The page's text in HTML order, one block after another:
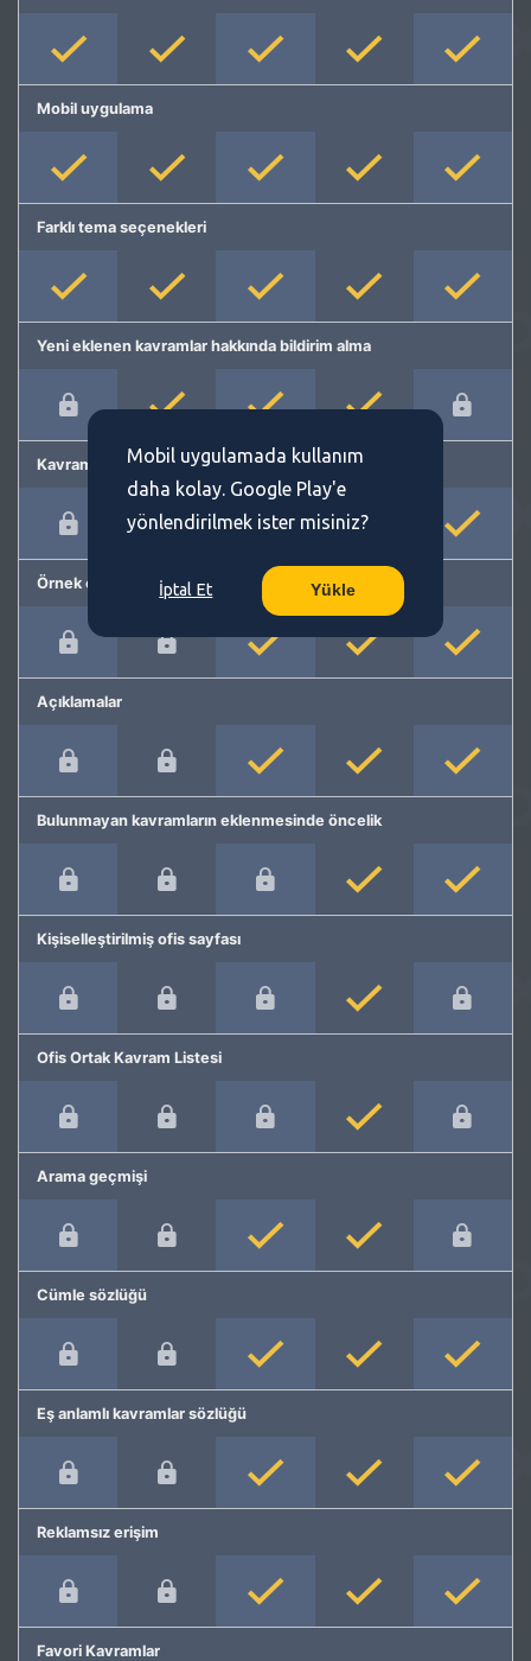
Mobil uygulama
Farklı tema seçenekleri
Yeni eklenen kavramlar hakkında bildirim alma
Kavram önerme
Örnek cümleler
Açıklamalar
Bulunmayan kavramların eklenmesinde öncelik
Kişiselleştirilmiş ofis sayfası
Ofis Ortak Kavram Listesi
Arama geçmişi
Cümle sözlüğü
Eş anlamlı kavramlar sözlüğü
Reklamsız erişim
Favori Kavramlar
Mobil uygulamada kullanım
daha kolay. Google Play'e
yönlendirilmek ister misiniz?
İptal Et Yükle